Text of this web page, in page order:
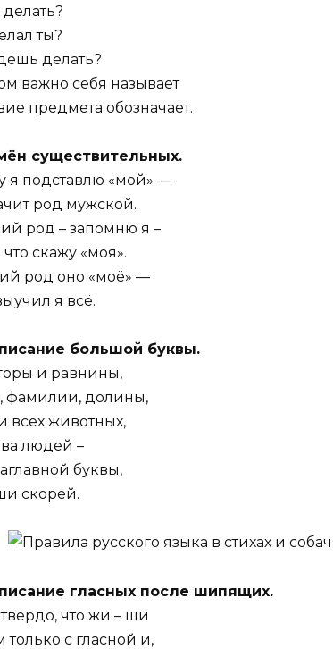
ты?
делать?
важно себя называет
предмета обозначает.
существительных.
я подставлю «мой» —
род мужской.
род – запомню я –
что скажу «моя».
род оно «моё» —
я всё.
большой буквы.
и равнины,
фамилии, долины,
всех животных,
людей –
буквы,
скорей.
гласных после шипящих.
что жи – ши
с гласной и,